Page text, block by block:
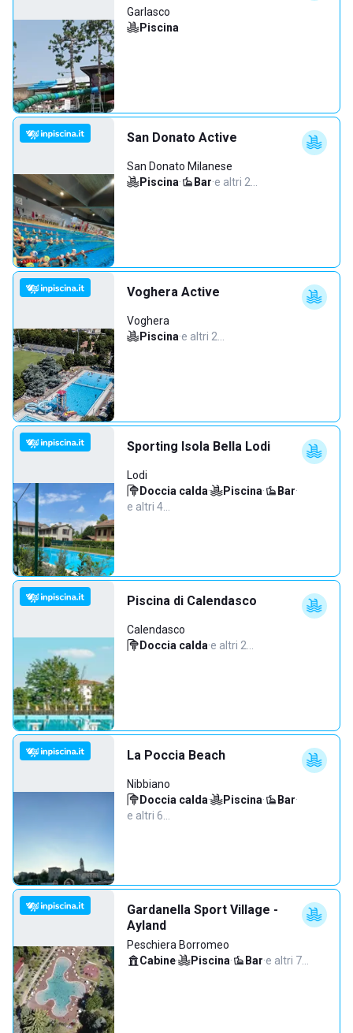
Garlasco
Piscina
San Donato Active
San Donato Milanese
Piscina· Bar·e altri 2…
Voghera Active
Voghera
Piscina·e altri 2…
Sporting Isola Bella Lodi
Lodi
Doccia calda· Piscina· Bar·
e altri 4…
Piscina di Calendasco
Calendasco
Doccia calda·e altri 2…
La Poccia Beach
Nibbiano
Doccia calda· Piscina· Bar·
e altri 6…
Gardanella Sport Village -
Ayland
Peschiera Borromeo
Cabine· Piscina· Bar·e altri 7…